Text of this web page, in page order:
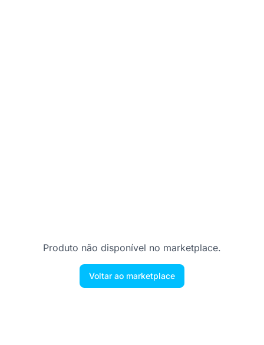
Produto não disponível no marketplace.
Voltar ao marketplace